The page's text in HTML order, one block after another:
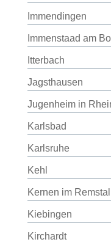
Immendingen
Immenstaad am
Itterbach
Jagsthausen
Jugenheim in
Karlsbad
Karlsruhe
Kehl
Kernen im Remstal
Kiebingen
Kirchardt